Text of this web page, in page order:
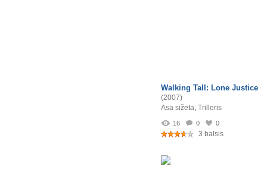
Walking Tall: Lone Justice
(2007)
Asa sižeta, Trilleris
16 0 0
3 balsis